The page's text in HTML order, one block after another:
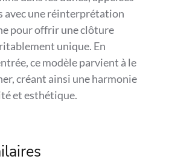
avec une réinterprétation
pour offrir une clôture
unique. En
ce modèle parvient à le
créant ainsi une harmonie
et esthétique.